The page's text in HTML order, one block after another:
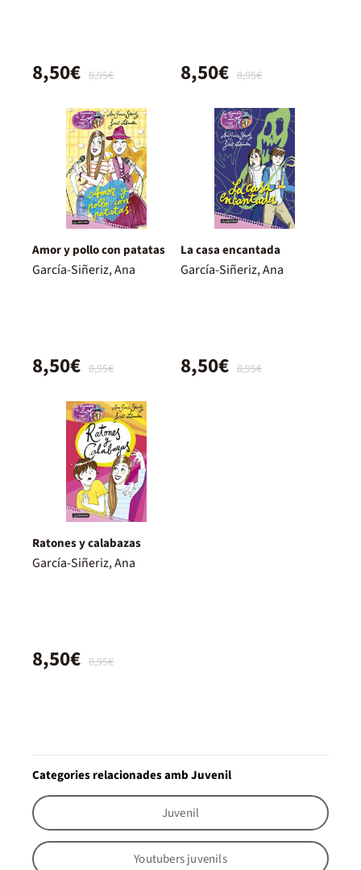
8,95€
8,50€ 8,95€
8,50€
Amor y pollo con patatas
García-Siñeriz, Ana
8,95€
8,50€
La casa encantada
García-Siñeriz, Ana
8,95€
8,50€
Ratones y calabazas
García-Siñeriz, Ana
8,95€
8,50€
Categories relacionades amb Juvenil
Juvenil
Youtubers juvenils